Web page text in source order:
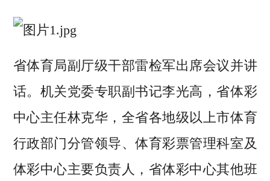
省体育局副厅级干部雷检军出席会议并讲
话。机关党委专职副书记李光高，省体彩
中心主任林克华，全省各地级以上市体育
行政部门分管领导、体育彩票管理科室及
体彩中心主要负责人，省体彩中心其他班